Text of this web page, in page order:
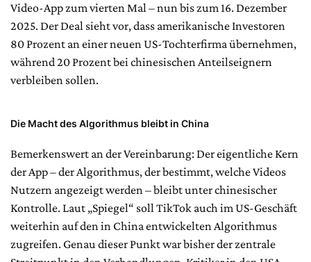
Video-App zum vierten Mal – nun bis zum 16. Dezember
2025. Der Deal sieht vor, dass amerikanische Investoren
80 Prozent an einer neuen US-Tochterfirma übernehmen,
während 20 Prozent bei chinesischen Anteilseignern
verbleiben sollen.
Die Macht des Algorithmus bleibt in China
Bemerkenswert an der Vereinbarung: Der eigentliche Kern
der App – der Algorithmus, der bestimmt, welche Videos
Nutzern angezeigt werden – bleibt unter chinesischer
Kontrolle. Laut „Spiegel“ soll TikTok auch im US-Geschäft
weiterhin auf den in China entwickelten Algorithmus
zugreifen. Genau dieser Punkt war bisher der zentrale